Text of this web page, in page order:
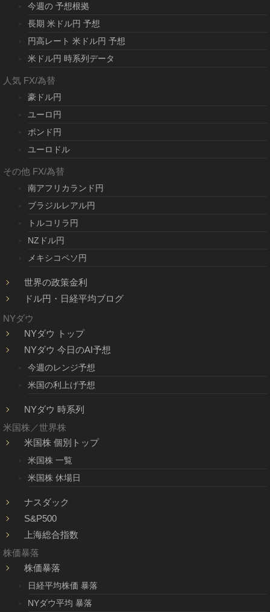
今週の 予想根拠
長期 米ドル円 予想
円高レート 米ドル円 予想
米ドル円 時系列データ
人気 FX/為替
豪ドル円
ユーロ円
ポンド円
ユーロドル
その他 FX/為替
南アフリカランド円
ブラジルレアル円
トルコリラ円
NZドル円
メキシコペソ円
世界の政策金利
ドル円・日経平均ブログ
NYダウ
NYダウ トップ
NYダウ 今日のAI予想
今週のレンジ予想
米国の利上げ予想
NYダウ 時系列
米国株／世界株
米国株 個別トップ
米国株 一覧
米国株 休場日
ナスダック
S&P500
上海総合指数
株価暴落
株価暴落
日経平均株価 暴落
NYダウ平均 暴落